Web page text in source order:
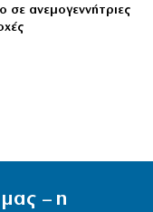
σε ανεμογεννήτριες
– η